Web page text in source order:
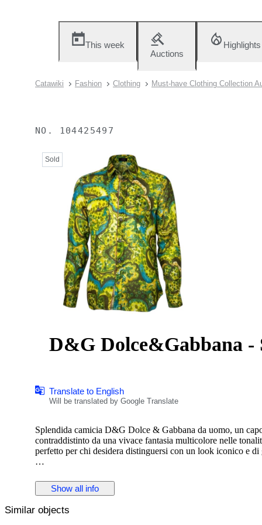
This week
Auctions
Highlights
Catawiki Fashion Clothing Must-have Clothing Collection
NO. 104425497
Sold
D&G Dolce&Gabbana -
Translate to English
Will be translated by Google Translate
Splendida camicia D&G Dolce & Gabbana da uomo, un
contraddistinto da una vivace fantasia multicolore nelle
perfetto per chi desidera distinguersi con un look iconico e di
SPEDIZIONE GRATUITA IN TUTTA ITALIA.
spedizione combinata attiva.
Camicia D&G Dolce & Gabbana realizzata in pregiato
Show all info
Similar objects